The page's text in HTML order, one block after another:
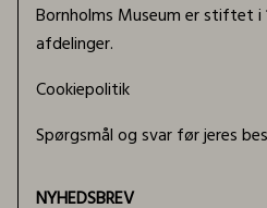
Bornholms Museum er stiftet i
afdelinger.
Cookiepolitik
Spørgsmål og svar før jeres
NYHEDSBREV